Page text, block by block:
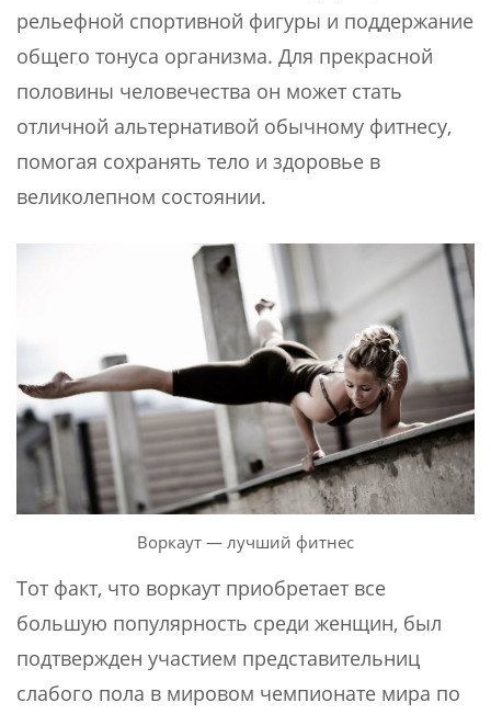
рельефной спортивной фигуры и поддержание
общего тонуса организма. Для прекрасной
половины человечества он может стать
отличной альтернативой обычному фитнесу,
помогая сохранять тело и здоровье в
великолепном состоянии.
Воркаут — лучший фитнес
Тот факт, что воркаут приобретает все
большую популярность среди женщин, был
подтвержден участием представительниц
слабого пола в мировом чемпионате мира по